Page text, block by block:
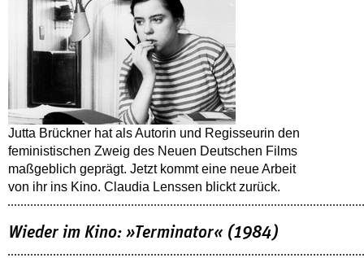
Jutta Brückner hat als Autorin und Regisseurin den
feministischen Zweig des Neuen Deutschen Films
maßgeblich geprägt. Jetzt kommt eine neue Arbeit
von ihr ins Kino. Claudia Lenssen blickt zurück.
Wieder im Kino: »Terminator« (1984)